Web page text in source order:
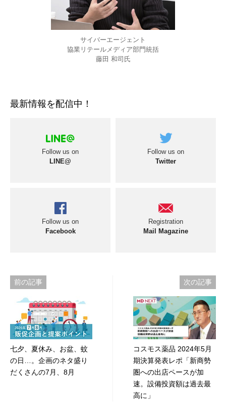
サイバーエージェント
協業リテールメディア部門統括
藤田 和司氏
最新情報を配信中！
Follow us on
LINE@
Follow us on
Twitter
Follow us on
Facebook
Registration
Mail Magazine
投
稿
ナ
ビ
ゲ
ー
前の記事
七夕、夏休み、お盆、蚊
の日…。企画のネタ盛り
だくさんの7月、8月
次の記事
コスモス薬品 2024年5月
期決算発表レポ「新商勢
圏への出店ペースが加
速。設備投資額は過去最
高に」